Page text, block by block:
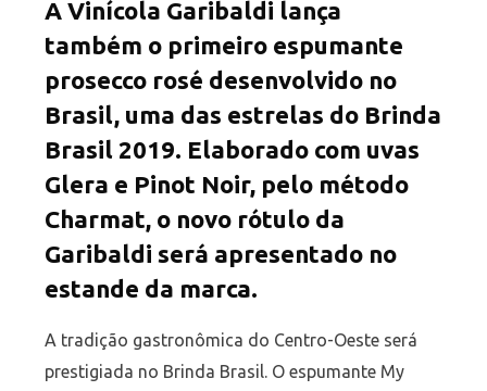
A Vinícola Garibaldi lança
também o primeiro espumante
prosecco rosé desenvolvido no
Brasil, uma das estrelas do Brinda
Brasil 2019. Elaborado com uvas
Glera e Pinot Noir, pelo método
Charmat, o novo rótulo da
Garibaldi será apresentado no
estande da marca.
A tradição gastronômica do Centro-Oeste será
prestigiada no Brinda Brasil. O espumante My